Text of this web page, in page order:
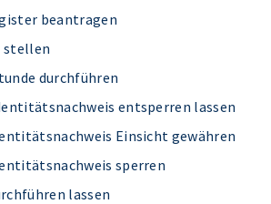
beantragen
stellen
durchführen
entsperren lassen
Einsicht gewähren
sperren
lassen